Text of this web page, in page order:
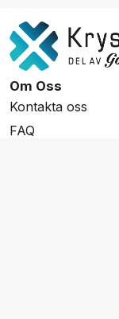
Om Oss
Kontakta oss
FAQ